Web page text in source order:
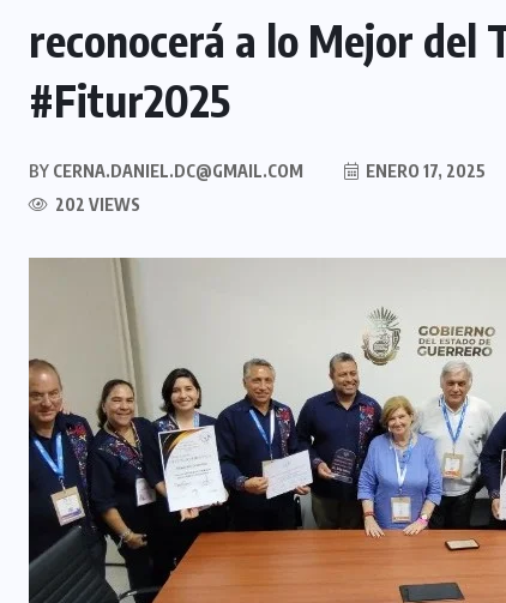
reconocerá a lo Mejor del
#Fitur2025
BY CERNA.DANIEL.DC@GMAIL.COM ENERO 17, 2025
202 VIEWS